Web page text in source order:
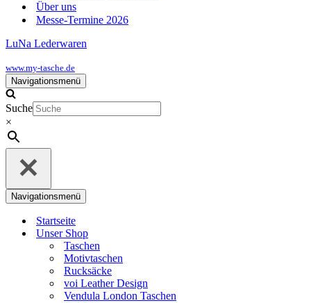
Über uns
Messe-Termine 2026
LuNa Lederwaren
www.my-tasche.de
Navigationsmenü
Suche
×
Navigationsmenü
Startseite
Unser Shop
Taschen
Motivtaschen
Rucksäcke
voi Leather Design
Vendula London Taschen